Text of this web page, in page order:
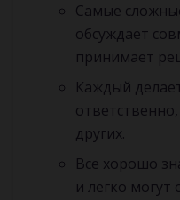
Самые
обсуждает
принимает
Каждый
других.
Все хорошо
и легко могут